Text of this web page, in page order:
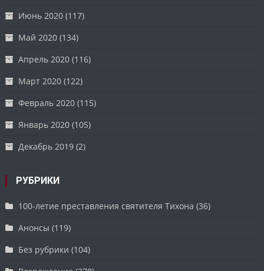
Июнь 2020 (117)
Май 2020 (134)
Апрель 2020 (116)
Март 2020 (122)
Февраль 2020 (115)
Январь 2020 (105)
Декабрь 2019 (2)
РУБРИКИ
100-летие преставления святителя Тихона (36)
Анонсы (119)
Без рубрики (104)